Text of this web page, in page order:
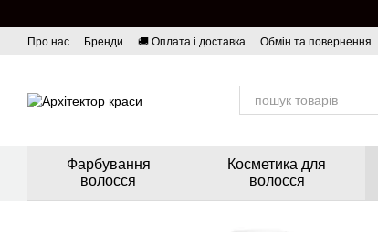
Про нас Бренди 🚚 Оплата і доставка Обмін та повернення
Фарбування
волосся
Косметика для
волосся